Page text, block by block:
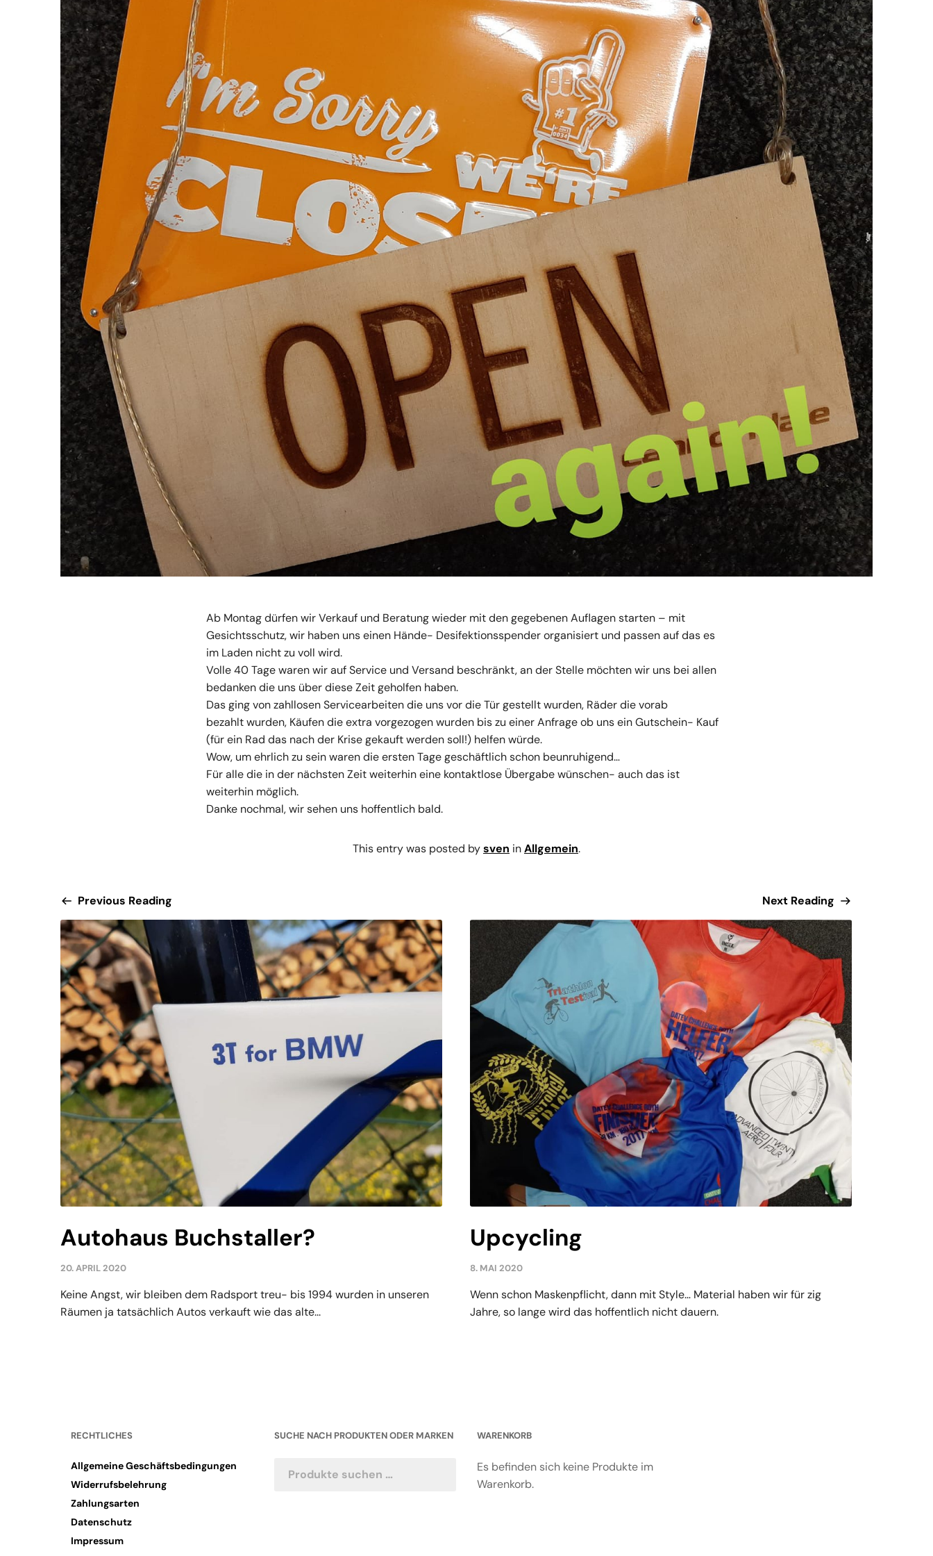
Ab Montag dürfen wir Verkauf und Beratung wieder mit den gegebenen Auflagen starten – mit
Gesichtsschutz, wir haben uns einen Hände- Desifektionsspender organisiert und passen auf das es
im Laden nicht zu voll wird.
Volle 40 Tage waren wir auf Service und Versand beschränkt, an der Stelle möchten wir uns bei allen
bedanken die uns über diese Zeit geholfen haben.
Das ging von zahllosen Servicearbeiten die uns vor die Tür gestellt wurden, Räder die vorab
bezahlt wurden, Käufen die extra vorgezogen wurden bis zu einer Anfrage ob uns ein Gutschein- Kauf
(für ein Rad das nach der Krise gekauft werden soll!) helfen würde.
Wow, um ehrlich zu sein waren die ersten Tage geschäftlich schon beunruhigend…
Für alle die in der nächsten Zeit weiterhin eine kontaktlose Übergabe wünschen- auch das ist
weiterhin möglich.
Danke nochmal, wir sehen uns hoffentlich bald.
This entry was posted bysven inAllgemein.
Previous Reading
Autohaus Buchstaller?
20. APRIL 2020
Keine Angst, wir bleiben dem Radsport treu- bis 1994 wurden in unseren
Räumen ja tatsächlich Autos verkauft wie das alte...
Next Reading
Upcycling
8. MAI 2020
Wenn schon Maskenpflicht, dann mit Style… Material haben wir für zig
Jahre, so lange wird das hoffentlich nicht dauern.
RECHTLICHES
Allgemeine Geschäftsbedingungen
Widerrufsbelehrung
Zahlungsarten
Datenschutz
Impressum
SUCHE NACH PRODUKTEN ODER MARKEN WARENKORB
Es befinden sich keine Produkte im
Warenkorb.